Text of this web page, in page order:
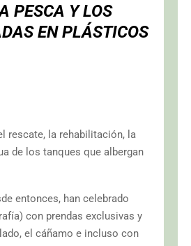
PESCA Y LOS
EN PLÁSTICOS
rescate, la rehabilitación, la
de los tanques que albergan
entonces, han celebrado
con prendas exclusivas y
el cáñamo e incluso con